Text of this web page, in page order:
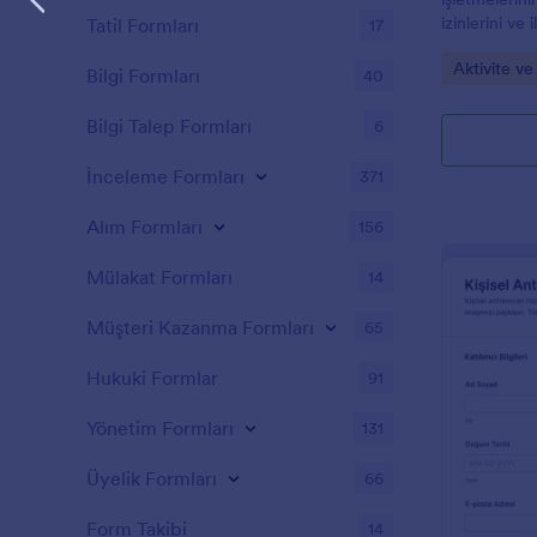
izinlerini ve
yanıtı
Go to
Aktivite ve
Tatil Formları 17
Bilgi Formları 40
Bilgi Talep Formları 6
İnceleme Formları 371
Alım Formları 156
Mülakat Formları 14
Müşteri Kazanma Formları 65
Hukuki Formlar 91
Yönetim Formları 131
Üyelik Formları 66
Form Takibi 14